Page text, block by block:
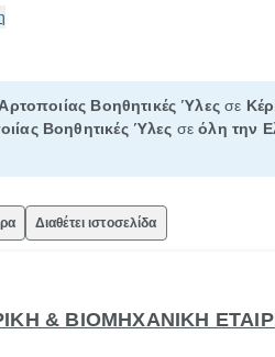
Αρτοποιίας Βοηθητικές Ύλεςσε
Βοηθητικές Ύλες σεόλη την
Διαθέτει ιστοσελίδα
& ΒΙΟΜΗΧΑΝΙΚΗ